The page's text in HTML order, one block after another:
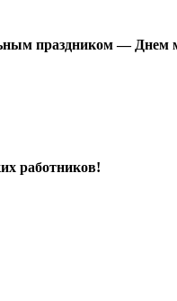
праздником — Днем
работников!